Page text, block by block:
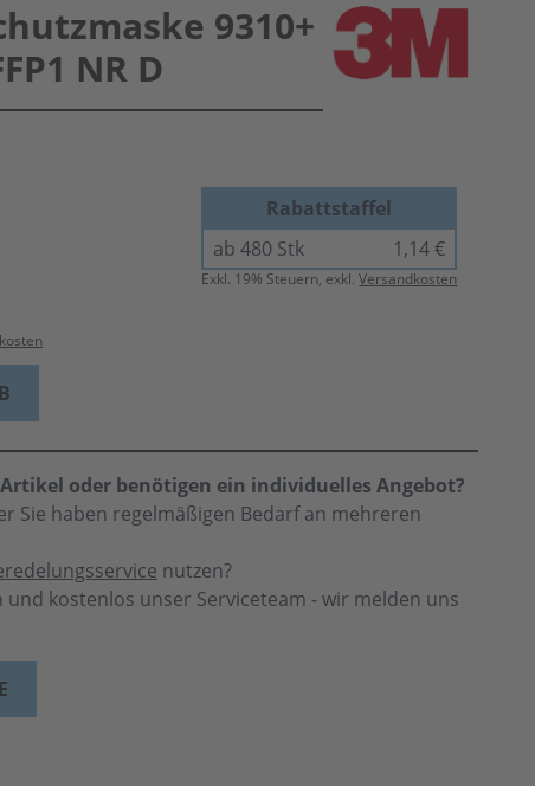
9310+
NR D
Rabattstaffel
ab 480 Stk
1,14 €
Exkl. 19% Steuern, exkl.Versandkosten
oder benötigen ein individuelles Angebot?
Sie haben regelmäßigen Bedarf an mehreren
nutzen?
und kostenlos unser Serviceteam - wir melden uns